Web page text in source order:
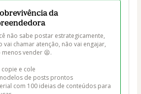
da
não sabe postar estrategicamente,
vai chamar atenção, não vai engajar,
menos vender 😫.
copie e cole
de posts prontos
com 100 ideias de conteúdos para